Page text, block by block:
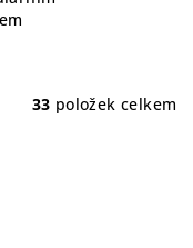
O
33 položek celkem